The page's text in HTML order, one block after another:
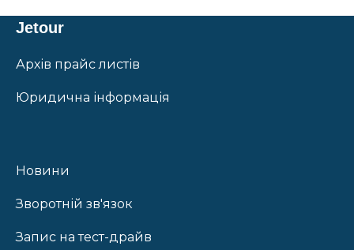
Jetour
Архів прайс листів
Юридична інформація
Новини
Зворотній зв'язок
Запис на тест-драйв